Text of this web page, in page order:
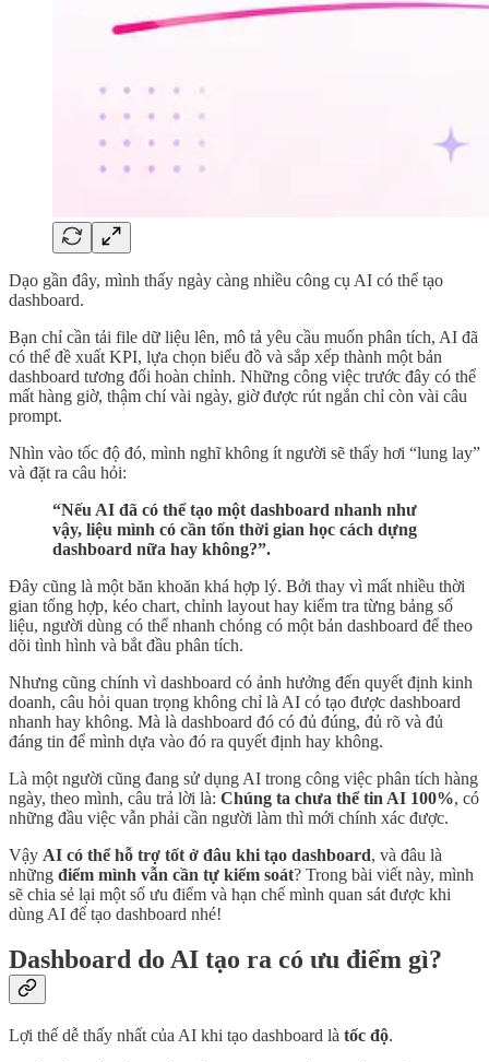
Dạo gần đây, mình thấy ngày càng nhiều công cụ AI có thể tạo
dashboard.
Bạn chỉ cần tải file dữ liệu lên, mô tả yêu cầu muốn phân tích, AI đã
có thể đề xuất KPI, lựa chọn biểu đồ và sắp xếp thành một bản
dashboard tương đối hoàn chỉnh. Những công việc trước đây có thể
mất hàng giờ, thậm chí vài ngày, giờ được rút ngắn chỉ còn vài câu
prompt.
Nhìn vào tốc độ đó, mình nghĩ không ít người sẽ thấy hơi “lung lay”
và đặt ra câu hỏi:
“Nếu AI đã có thể tạo một dashboard nhanh như
vậy, liệu mình có cần tốn thời gian học cách dựng
dashboard nữa hay không?”.
Đây cũng là một băn khoăn khá hợp lý. Bởi thay vì mất nhiều thời
gian tổng hợp, kéo chart, chỉnh layout hay kiểm tra từng bảng số
liệu, người dùng có thể nhanh chóng có một bản dashboard để theo
dõi tình hình và bắt đầu phân tích.
Nhưng cũng chính vì dashboard có ảnh hưởng đến quyết định kinh
doanh, câu hỏi quan trọng không chỉ là AI có tạo được dashboard
nhanh hay không. Mà là dashboard đó có đủ đúng, đủ rõ và đủ
đáng tin để mình dựa vào đó ra quyết định hay không.
Là một người cũng đang sử dụng AI trong công việc phân tích hàng
ngày, theo mình, câu trả lời là: Chúng ta chưa thể tin AI 100%, có
những đầu việc vẫn phải cần người làm thì mới chính xác được.
Vậy AI có thể hỗ trợ tốt ở đâu khi tạo dashboard, và đâu là
những điểm mình vẫn cần tự kiểm soát? Trong bài viết này, mình
sẽ chia sẻ lại một số ưu điểm và hạn chế mình quan sát được khi
dùng AI để tạo dashboard nhé!
Dashboard do AI tạo ra có ưu điểm gì?
Lợi thế dễ thấy nhất của AI khi tạo dashboard là tốc độ.